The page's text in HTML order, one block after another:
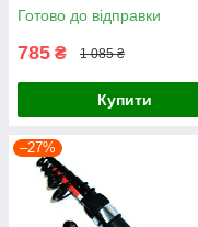
Готово до відправки
785 ₴ 1 085 ₴
Купити
–27%